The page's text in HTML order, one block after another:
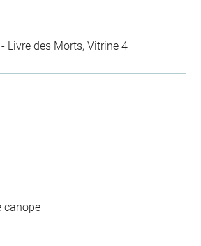
Livre des Morts, Vitrine 4
canope